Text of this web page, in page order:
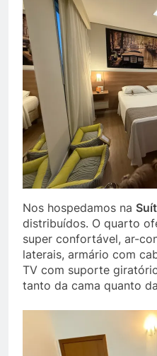
Nos hospedamos na
distribuídos. O quarto
super confortável, ar-
laterais, armário com
TV com suporte
tanto da cama quanto